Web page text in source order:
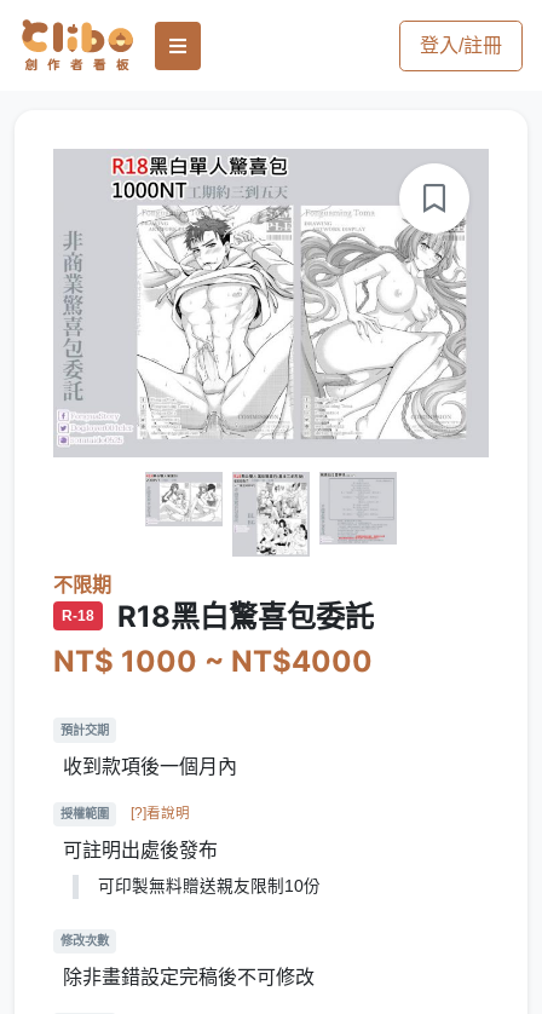
登入/註冊
不限期
R-18
R18黑白驚喜包委託
NT$ 1000 ~ NT$4000
預計交期
收到款項後一個月內
授權範圍 [?]看說明
可註明出處後發布
可印製無料贈送親友限制10份
修改次數
除非畫錯設定完稿後不可修改